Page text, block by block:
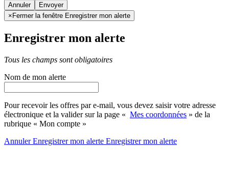
Annuler
× Fermer la fenêtre Enregistrer mon alerte
Enregistrer mon alerte
Tous les champs sont obligatoires
Nom de mon alerte
Pour recevoir les offres par e-mail, vous devez saisir votre adresse
électronique et la valider sur la page « Mes coordonnées » de la
rubrique « Mon compte »
AnnulerEnregistrer mon alerte Enregistrermon alerte